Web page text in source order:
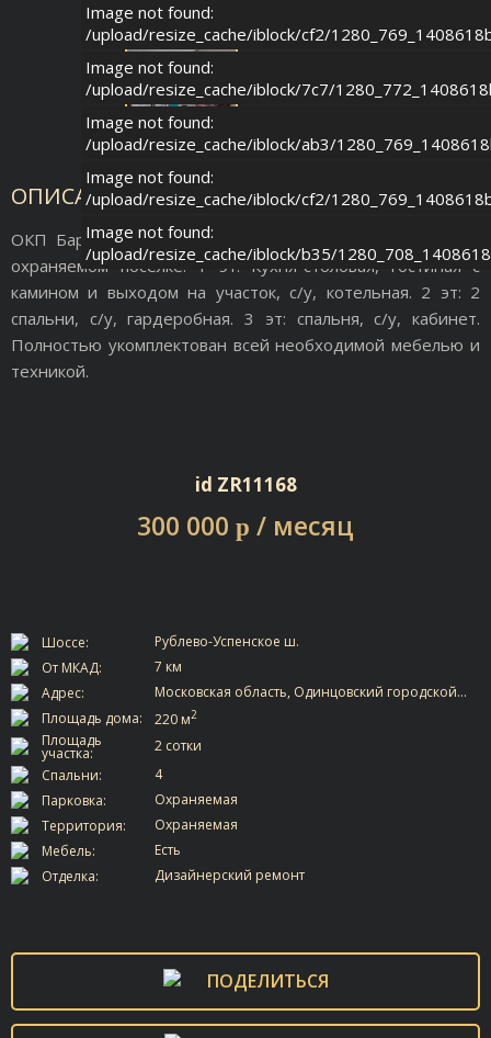
Image not found:
/upload/resize_cache/iblock/cf2/
Image not found:
/upload/resize_cache/iblock/7c7/
Image not found:
/upload/resize_cache/iblock/ab3/
Image not found:
/upload/resize_cache/iblock/cf2/
Image not found:
/upload/resize_cache/iblock/b35/
ОПИСАНИЕ ОБЪЕКТА
ОКП Барвиха-2. Прекрасный таунхаус в огороженном и
охраняемом поселке. 1 эт: Кухня-столовая, гостиная с
камином и выходом на участок, с/у, котельная. 2 эт: 2
спальни, с/у, гардеробная. 3 эт: спальня, с/у, кабинет.
Полностью укомплектован всей необходимой мебелью и
техникой.
id ZR11168
300 000 p / месяц
Шоссе:
Рублево-Успенское ш.
От МКАД:
7 км
Адрес:
Московская область, Одинцовский городской…
Площадь дома:
220 м2
Площадь
участка:
2 сотки
Спальни:
4
Парковка:
Охраняемая
Территория:
Охраняемая
Мебель:
Есть
Отделка:
Дизайнерский ремонт
ПОДЕЛИТЬСЯ